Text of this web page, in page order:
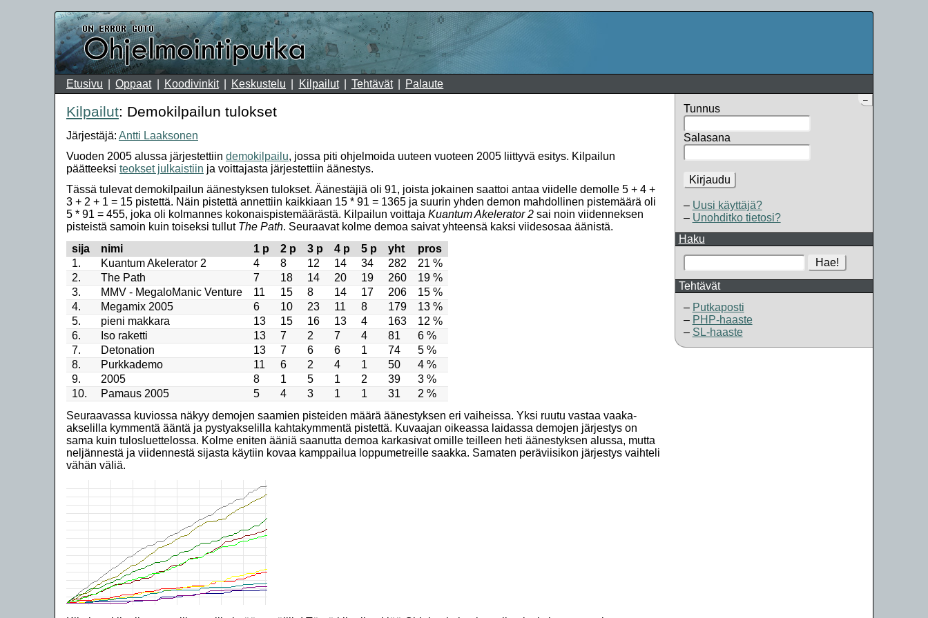
Etusivu Oppaat Koodivinkit Keskustelu Kilpailut Tehtävät Palaute
–
Tunnus
Salasana
Kirjaudu
Uusi käyttäjä?
Unohditko tietosi?
Haku
Hae!
Tehtävät
Putkaposti
PHP-haaste
SL-haaste
Kilpailut: Demokilpailun tulokset
Järjestäjä: Antti Laaksonen
Vuoden 2005 alussa järjestettiin demokilpailu, jossa piti ohjelmoida uuteen vuoteen 2005 liittyvä esitys. Kilpailun
päätteeksi teokset julkaistiin ja voittajasta järjestettiin äänestys.
Tässä tulevat demokilpailun äänestyksen tulokset. Äänestäjiä oli 91, joista jokainen saattoi antaa viidelle demolle 5 + 4 +
3 + 2 + 1 = 15 pistettä. Näin pistettä annettiin kaikkiaan 15 * 91 = 1365 ja suurin yhden demon mahdollinen pistemäärä oli
5 * 91 = 455, joka oli kolmannes kokonaispistemäärästä. Kilpailun voittaja Kuantum Akelerator 2 sai noin viidenneksen
pisteistä samoin kuin toiseksi tullut The Path. Seuraavat kolme demoa saivat yhteensä kaksi viidesosaa äänistä.
sija
nimi 1 p 2 p 3 p 4 p 5 p yht
pros
1.
Kuantum Akelerator 2 4 8 12 14 34 282
21 %
2.
The Path 7 18 14 20 19 260
19 %
3.
MMV - MegaloManic Venture 11 15 8 14 17 206
15 %
4.
Megamix 2005 6 10 23 11 8 179
13 %
5.
pieni makkara 13 15 16 13 4 163
12 %
6.
Iso raketti 13 7 2 7 4 81
6 %
7.
Detonation 13 7 6 6 1 74
5 %
8.
Purkkademo 11 6 2 4 1 50
4 %
9.
2005 8 1 5 1 2 39
3 %
10.
Pamaus 2005 5 4 3 1 1 31
2 %
Seuraavassa kuviossa näkyy demojen saamien pisteiden määrä äänestyksen eri vaiheissa. Yksi ruutu vastaa vaaka-
akselilla kymmentä ääntä ja pystyakselilla kahtakymmentä pistettä. Kuvaajan oikeassa laidassa demojen järjestys on
sama kuin tulosluettelossa. Kolme eniten ääniä saanutta demoa karkasivat omille teilleen heti äänestyksen alussa, mutta
neljännestä ja viidennestä sijasta käytiin kovaa kamppailua loppumetreille saakka. Samaten peräviisikon järjestys vaihteli
vähän väliä.